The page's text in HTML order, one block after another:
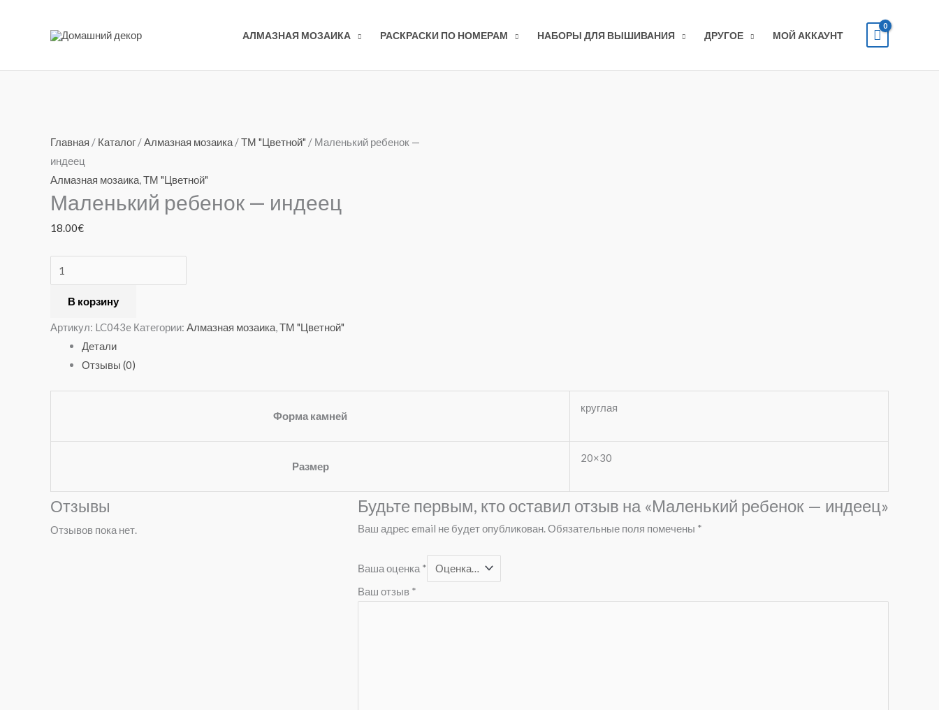
АЛМАЗНАЯ МОЗАИКА РАСКРАСКИ ПО НОМЕРАМ НАБОРЫ ДЛЯ ВЫШИВАНИЯ ДРУГОЕ МОЙ АККАУНТ
Главная / Каталог /Алмазная мозаика /ТМ "Цветной" / Маленький ребенок —
индеец
Алмазная мозаика,ТМ "Цветной"
Маленький ребенок — индеец
18.00€
товара
Маленький
ребенок
-
В корзину
Артикул: LC043e Категории: Алмазная мозаика,ТМ "Цветной"
Детали
Отзывы (0)
Форма камней
круглая
Размер
20×30
Отзывы
Отзывов пока нет.
Будьте первым, кто оставил отзыв на «Маленький ребенок — индеец»
Ваш адрес email не будет опубликован.Обязательные поля помечены *
Ваша оценка *
Ваш отзыв *